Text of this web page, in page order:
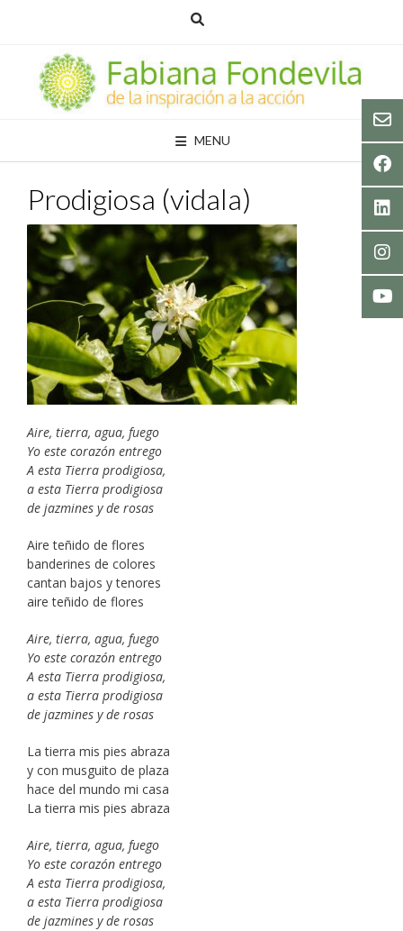
MENU
Prodigiosa (vidala)
Aire, tierra, agua, fuego
Yo este corazón entrego
A esta Tierra prodigiosa,
a esta Tierra prodigiosa
de jazmines y de rosas
Aire teñido de flores
banderines de colores
cantan bajos y tenores
aire teñido de flores
Aire, tierra, agua, fuego
Yo este corazón entrego
A esta Tierra prodigiosa,
a esta Tierra prodigiosa
de jazmines y de rosas
La tierra mis pies abraza
y con musguito de plaza
hace del mundo mi casa
La tierra mis pies abraza
Aire, tierra, agua, fuego
Yo este corazón entrego
A esta Tierra prodigiosa,
a esta Tierra prodigiosa
de jazmines y de rosas